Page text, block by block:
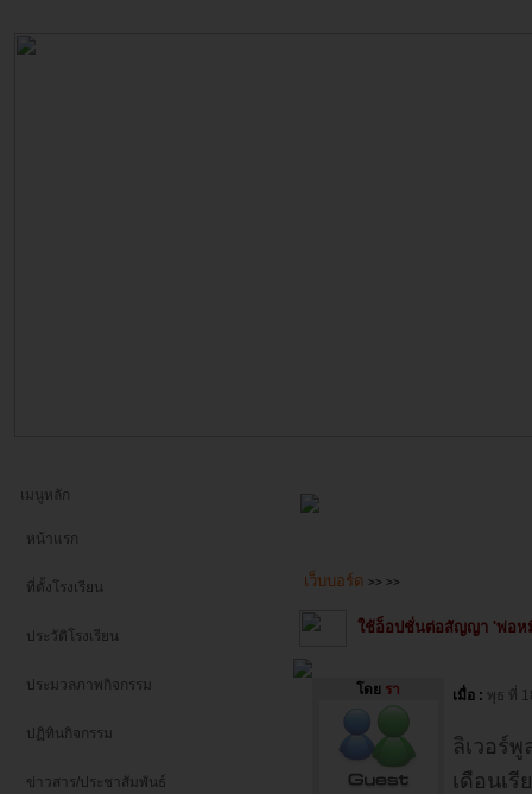
เมนูหลัก
หน้าแรก
ที่ตั้งโรงเรียน
ประวัติโรงเรียน
ประมวลภาพกิจกรรม
ปฏิทินกิจกรรม
ข่าวสาร/ประชาสัมพันธ์
เว็บบอร์ด >> >>
ใช้อ็อปชั่นต่อสัญญา 'พ่อห
โดย รา เมื่อ : พุธ ที่
ลิเวอร์
เดือนเ